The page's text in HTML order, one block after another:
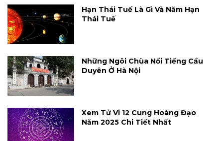
Hạn Thái Tuế Là Gì Và Năm Hạn
Thái Tuế
Những Ngôi Chùa Nổi Tiếng Cầu
Duyên Ở Hà Nội
Xem Tử Vi 12 Cung Hoàng Đạo
Năm 2025 Chi Tiết Nhất